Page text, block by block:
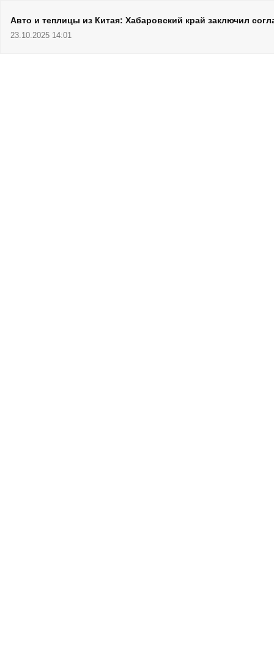
Авто и теплицы из Китая: Хабаровский край заключил
23.10.2025 14:01